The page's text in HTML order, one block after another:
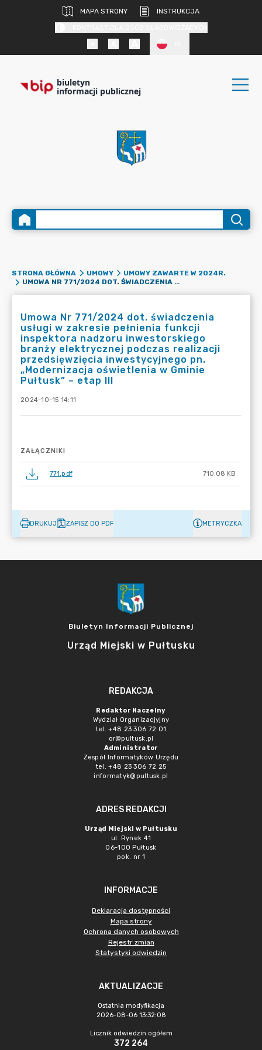
MAPA STRONY
INSTRUKCJA
biuletyn
informacji publicznej
STRONA GŁÓWNA UMOWY
UMOWY ZAWARTE W 2024R.
UMOWA NR 771/2024 DOT. ŚWIADCZENIA USŁUGI W ZAKRESIE PEŁNIENIA FUNKCJI INSPEKTORA NADZORU INWESTORSKIEGO BRANŻY ELEKTRYCZNEJ PODCZAS REALIZACJI PRZEDSIĘWZIĘCIA INWESTYCYJNEGO PN. „MODERNIZACJA OŚWIETLENIA W GMINIE PUŁTUSK” – ETAP III
Umowa Nr 771/2024 dot. świadczenia
usługi w zakresie pełnienia funkcji
inspektora nadzoru inwestorskiego
branży elektrycznej podczas realizacji
przedsięwzięcia inwestycyjnego pn.
„Modernizacja oświetlenia w Gminie
Pułtusk” – etap III
2024-10-15 14:11
ZAŁĄCZNIKI
771.pdf 710.08 KB
DRUKUJ ZAPISZ DO PDF METRYCZKA
Biuletyn Informacji Publicznej
Urząd Miejski w Pułtusku
REDAKCJA
Redaktor Naczelny
Wydział Organizacjyjny
tel. +48 23 306 72 01
or@pultusk.pl
Administrator
Zespół Informatyków Urzędu
tel. +48 23 306 72 25
informatyk@pultusk.pl
ADRES REDAKCJI
Urząd Miejski w Pułtusku
ul. Rynek 41
06-100 Pułtusk
pok. nr 1
INFORMACJE
Deklaracja dostępności
Mapa strony
Ochrona danych osobowych
Rejestr zmian
Statystyki odwiedzin
AKTUALIZACJE
Ostatnia modyfikacja
2026-08-06 13:32:08
Licznik odwiedzin ogółem
372 264